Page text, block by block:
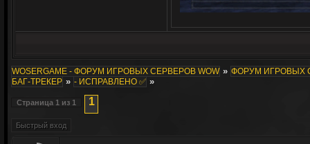
WOSERGAME - ФОРУМ ИГРОВЫХ СЕРВЕРОВ WOW » ФОРУМ ИГРОВЫХ
БАГ-ТРЕКЕР » - ИСПРАВЛЕНО ✅ »
Страница 1 из 1 1